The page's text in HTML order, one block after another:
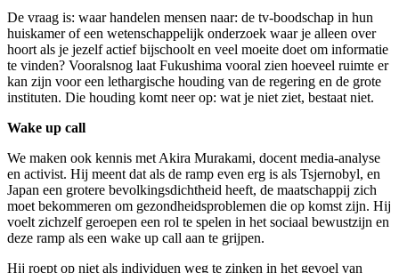
De vraag is: waar handelen mensen naar: de tv-boodschap in hun
huiskamer of een wetenschappelijk onderzoek waar je alleen over
hoort als je jezelf actief bijschoolt en veel moeite doet om informatie
te vinden? Vooralsnog laat Fukushima vooral zien hoeveel ruimte er
kan zijn voor een lethargische houding van de regering en de grote
instituten. Die houding komt neer op: wat je niet ziet, bestaat niet.
Wake up call
We maken ook kennis met Akira Murakami, docent media-analyse
en activist. Hij meent dat als de ramp even erg is als Tsjernobyl, en
Japan een grotere bevolkingsdichtheid heeft, de maatschappij zich
moet bekommeren om gezondheidsproblemen die op komst zijn. Hij
voelt zichzelf geroepen een rol te spelen in het sociaal bewustzijn en
deze ramp als een wake up call aan te grijpen.
Hij roept op niet als individuen weg te zinken in het gevoel van